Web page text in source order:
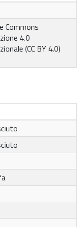
Commons
4.0
(CC BY 4.0)